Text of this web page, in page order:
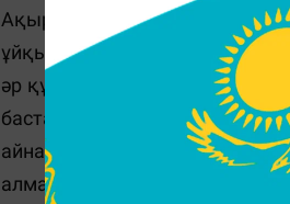
Ақырынап, жүріп процесске
ұйқысыз түндер өткізіп,
әр құжатты толығымен еш
басталды. Себебі, мен
айналымының қалай
алмадым. Алайда, бір айдың